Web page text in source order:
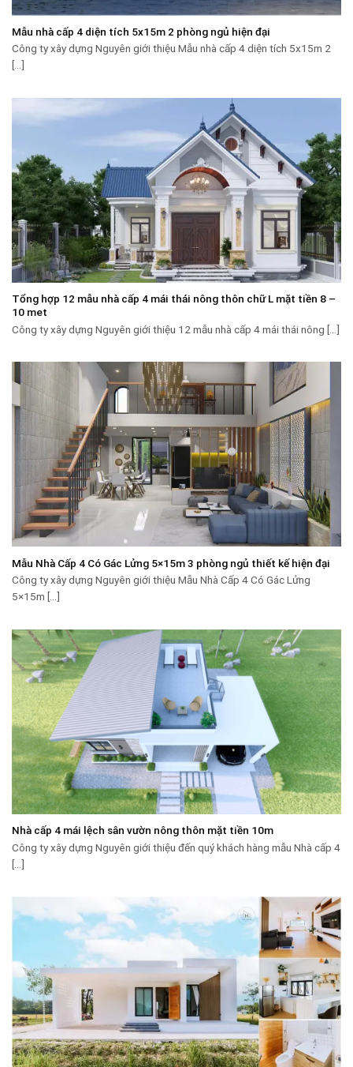
Mẫu nhà cấp 4 diện tích 5x15m 2 phòng ngủ hiện đại
Công ty xây dựng Nguyên giới thiệu Mẫu nhà cấp 4 diện tích 5x15m 2
[...]
Tổng hợp 12 mẫu nhà cấp 4 mái thái nông thôn chữ L mặt tiền 8 –
10 met
Công ty xây dựng Nguyên giới thiệu 12 mẫu nhà cấp 4 mái thái nông [...]
Mẫu Nhà Cấp 4 Có Gác Lửng 5×15m 3 phòng ngủ thiết kế hiện đại
Công ty xây dựng Nguyên giới thiệu Mẫu Nhà Cấp 4 Có Gác Lửng
5×15m [...]
Nhà cấp 4 mái lệch sân vườn nông thôn mặt tiền 10m
Công ty xây dựng Nguyên giới thiệu đến quý khách hàng mẫu Nhà cấp 4
[...]